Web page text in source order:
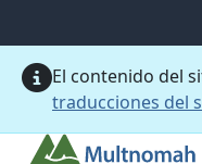
El contenido del
traducciones del